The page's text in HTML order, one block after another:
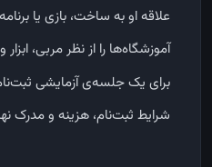
علاقه او به ساخت، بازی یا
آموزشگاه‌ها را از نظر مربی،
برای یک جلسه‌ی آزمایشی
شرایط ثبت‌نام، هزینه و مدرک